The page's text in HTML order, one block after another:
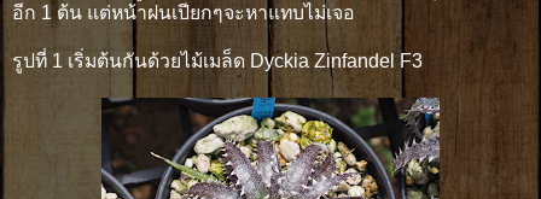
อีก 1 ต้น แต่หน้าฝนเปียกๆจะหาแทบไม่เจอ
รูปที่ 1 เริ่มต้นกันด้วยไม้เมล็ด Dyckia Zinfandel F3